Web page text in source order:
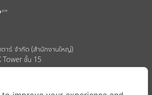
าร์ จำกัด (สำนักงานใหญ่)
Tower ชั้น 15
งใหม่ เขตปทุมวัน กรุงเทพมหานคร 10330